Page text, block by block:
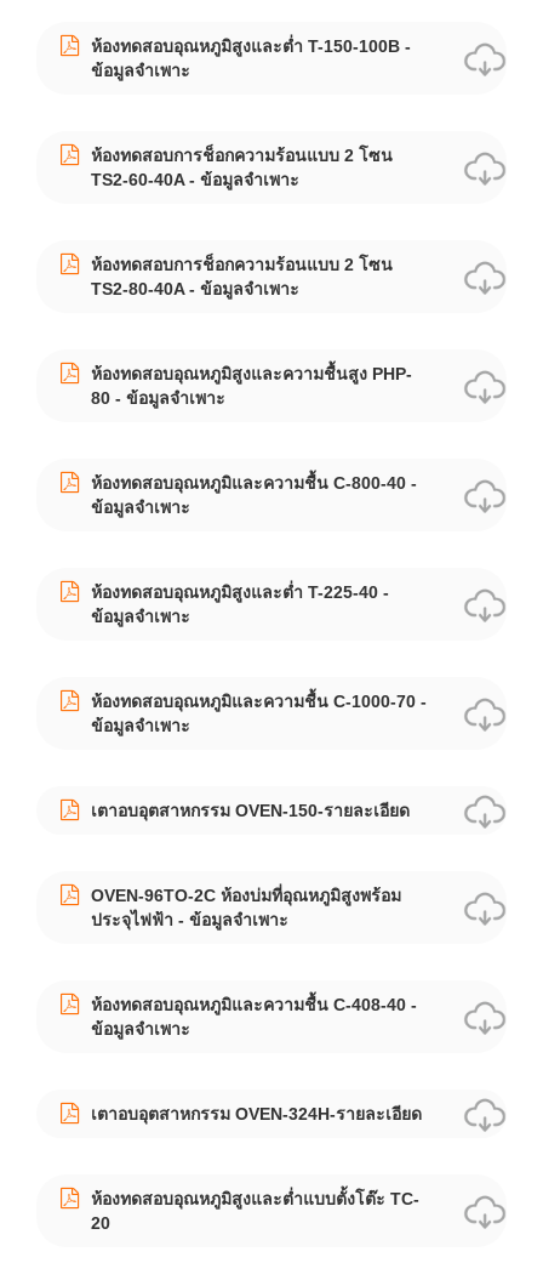
ห้องทดสอบอุณหภูมิสูงและต่ำ T-150-100B -
ข้อมูลจำเพาะ
ห้องทดสอบการช็อกความร้อนแบบ 2 โซน
TS2-60-40A - ข้อมูลจำเพาะ
ห้องทดสอบการช็อกความร้อนแบบ 2 โซน
TS2-80-40A - ข้อมูลจำเพาะ
ห้องทดสอบอุณหภูมิสูงและความชื้นสูง PHP-
80 - ข้อมูลจำเพาะ
ห้องทดสอบอุณหภูมิและความชื้น C-800-40 -
ข้อมูลจำเพาะ
ห้องทดสอบอุณหภูมิสูงและต่ำ T-225-40 -
ข้อมูลจำเพาะ
ห้องทดสอบอุณหภูมิและความชื้น C-1000-70 -
ข้อมูลจำเพาะ
เตาอบอุตสาหกรรม OVEN-150-รายละเอียด
OVEN-96TO-2C ห้องบ่มที่อุณหภูมิสูงพร้อม
ประจุไฟฟ้า - ข้อมูลจำเพาะ
ห้องทดสอบอุณหภูมิและความชื้น C-408-40 -
ข้อมูลจำเพาะ
เตาอบอุตสาหกรรม OVEN-324H-รายละเอียด
ห้องทดสอบอุณหภูมิสูงและต่ำแบบตั้งโต๊ะ TC-
20